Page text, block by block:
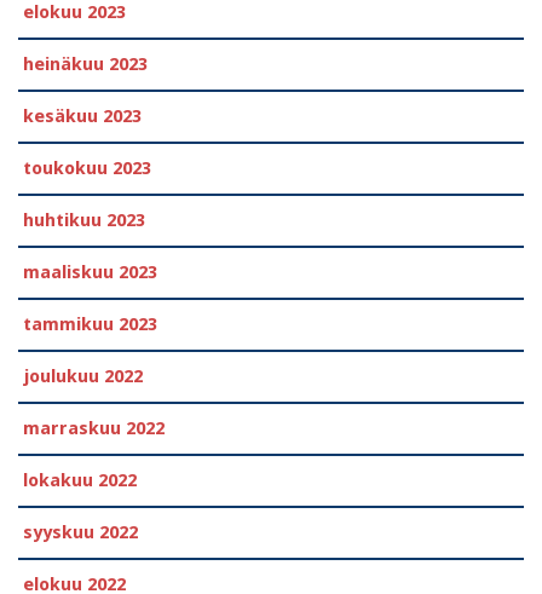
elokuu 2023
heinäkuu 2023
kesäkuu 2023
toukokuu 2023
huhtikuu 2023
maaliskuu 2023
tammikuu 2023
joulukuu 2022
marraskuu 2022
lokakuu 2022
syyskuu 2022
elokuu 2022